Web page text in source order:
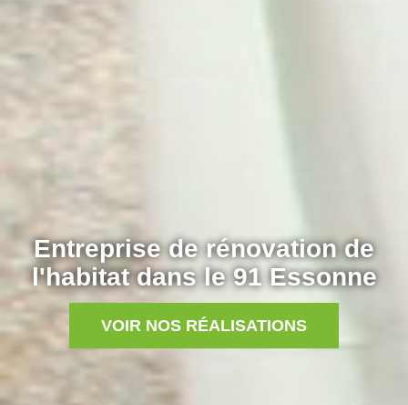
Entreprise de rénovation de
l'habitat dans le 91 Essonne
VOIR NOS RÉALISATIONS